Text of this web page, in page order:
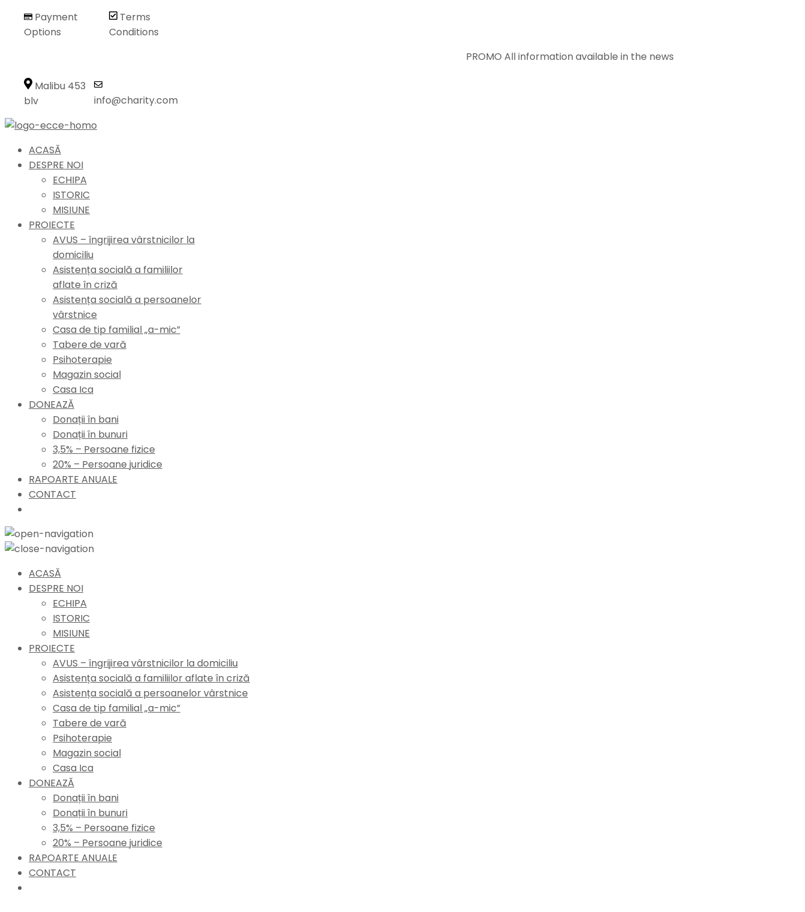
Payment
Options
Terms
Conditions
PROMOAll information available in the news
Malibu 453
blv
info@charity.com
ACASĂ
DESPRE NOI
ECHIPA
ISTORIC
MISIUNE
PROIECTE
AVUS – îngrijirea vârstnicilor la
domiciliu
Asistența socială a familiilor
aflate în criză
Asistența socială a persoanelor
vârstnice
Casa de tip familial „a-mic”
Tabere de vară
Psihoterapie
Magazin social
Casa Ica
DONEAZĂ
Donații în bani
Donații în bunuri
3,5% – Persoane fizice
20% – Persoane juridice
RAPOARTE ANUALE
CONTACT
ACASĂ
DESPRE NOI
ECHIPA
ISTORIC
MISIUNE
PROIECTE
AVUS – îngrijirea vârstnicilor la domiciliu
Asistența socială a familiilor aflate în criză
Asistența socială a persoanelor vârstnice
Casa de tip familial „a-mic”
Tabere de vară
Psihoterapie
Magazin social
Casa Ica
DONEAZĂ
Donații în bani
Donații în bunuri
3,5% – Persoane fizice
20% – Persoane juridice
RAPOARTE ANUALE
CONTACT